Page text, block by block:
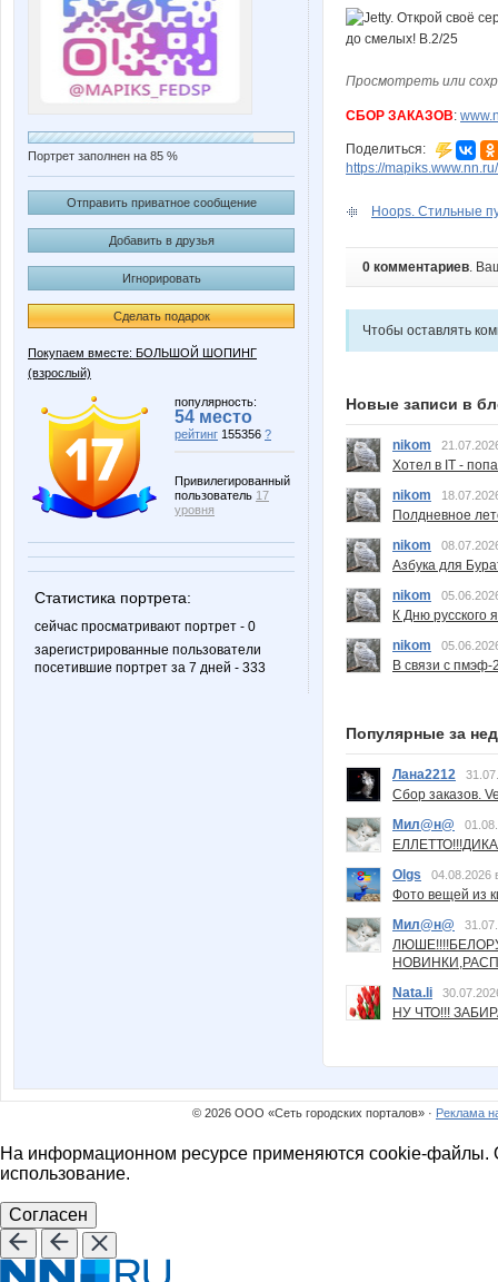
Портрет заполнен на 85 %
Отправить приватное сообщение
Добавить в друзья
Игнорировать
Сделать подарок
Покупаем вместе: БОЛЬШОЙ ШОПИНГ
(взрослый)
популярность:
54 место
рейтинг 155356 ?
Привилегированный
пользователь 17
уровня
Статистика портрета:
сейчас просматривают портрет - 0
зарегистрированные пользователи
посетившие портрет за 7 дней - 333
Просмотреть или
СБОР ЗАКАЗОВ:
Поделиться:
https://mapiks.www.nn.ru/
Hoops. Стильные
0 комментариев.
Чтобы оставлять
Новые записи в
nikom
Хотел в IT -
nikom
Полдневное
nikom
Азбука для
nikom
К Дню русского
nikom
В связи с пмэф-
Популярные за
Лана2212
Сбор заказов.
Мил@н@
Olgs
04.08.2026
Фото вещей из
Мил@н@
Nata.li
НУ ЧТО!!!
© 2026 ООО «Сеть городских порталов» · Реклама
На информационном ресурсе применяются cookie-файлы.
использование.
Согласен